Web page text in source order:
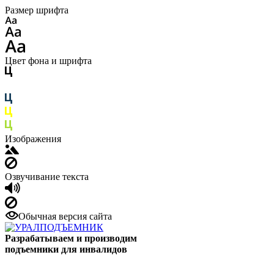
Размер шрифта
Цвет фона и шрифта
Изображения
Озвучивание текста
Обычная версия сайта
Разрабатываем и производим
подъемники для инвалидов